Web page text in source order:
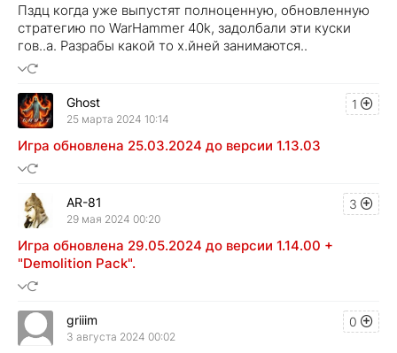
Пздц когда уже выпустят полноценную, обновленную
стратегию по WarHammer 40k, задолбали эти куски
гов..а. Разрабы какой то х.йней занимаются..
1
Ghost
25 марта 2024 10:14
Игра обновлена 25.03.2024 до версии 1.13.03
3
AR-81
29 мая 2024 00:20
Игра обновлена 29.05.2024 до версии 1.14.00 +
"Demolition Pack".
0
griiim
3 августа 2024 00:02